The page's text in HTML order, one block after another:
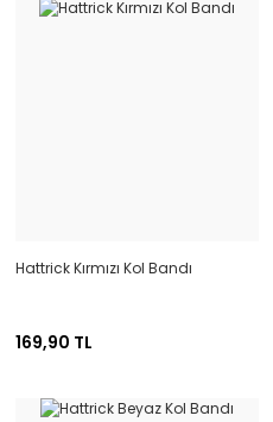
Hattrick Kırmızı Kol Bandı
169,90 TL